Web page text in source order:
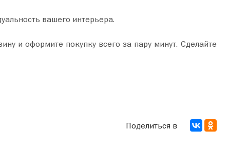
вашего интерьера.
Поделиться в